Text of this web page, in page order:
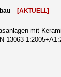
[AKTUELL]
mit
13063-